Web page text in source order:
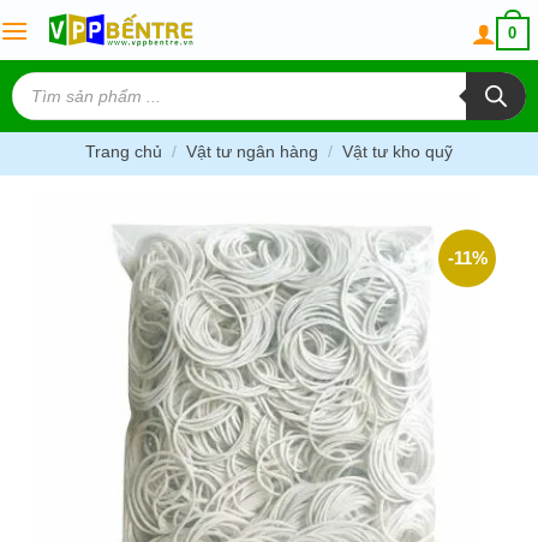
to
content
0
Tìm
kiếm
sản
phẩm
Trang chủ / Vật tư ngân hàng / Vật tư kho quỹ
-11%